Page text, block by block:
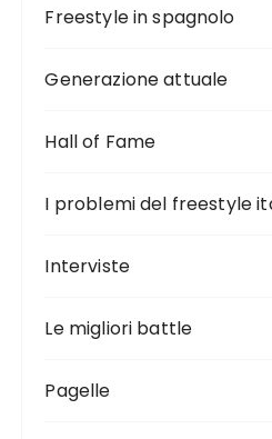
Freestyle in spagnolo
Generazione attuale
Hall of Fame
I problemi del freestyle
Interviste
Le migliori battle
Pagelle